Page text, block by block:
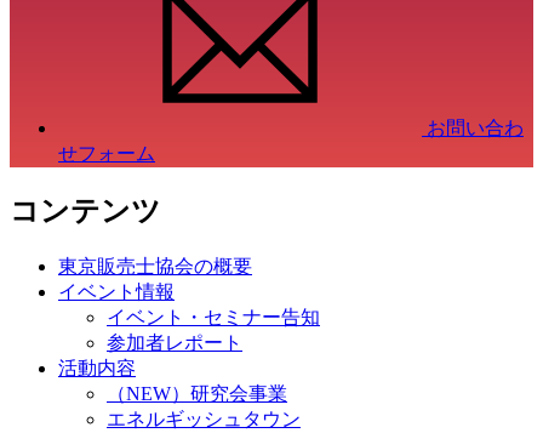
お問い合わ
せフォーム
コンテンツ
東京販売士協会の概要
イベント情報
イベント・セミナー告知
参加者レポート
活動内容
（NEW）研究会事業
エネルギッシュタウン